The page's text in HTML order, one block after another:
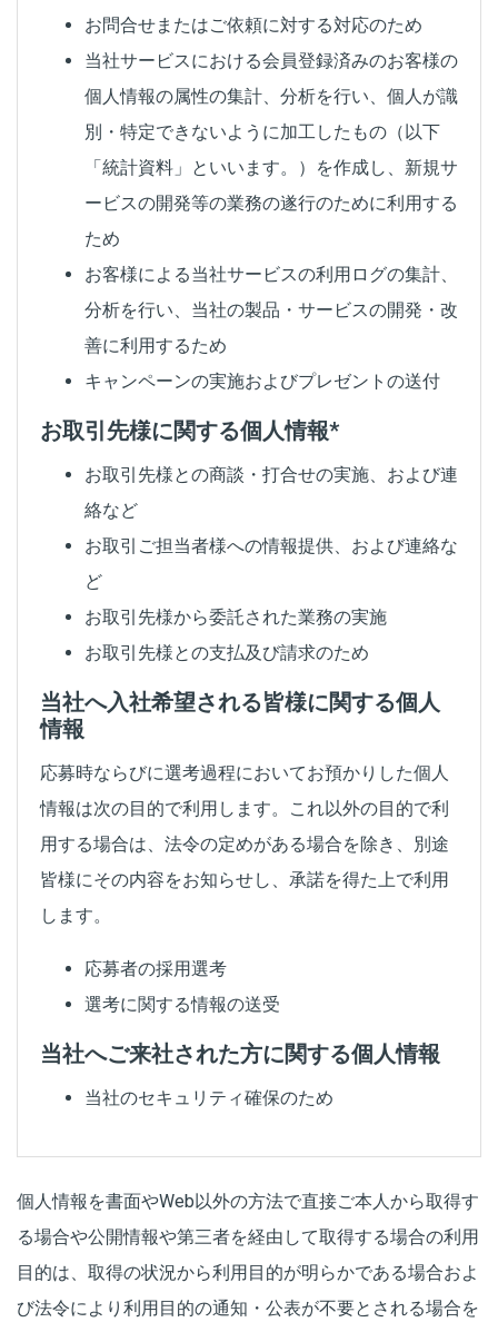
お問合せまたはご依頼に対する対応のため
当社サービスにおける会員登録済みのお客様の
個人情報の属性の集計、分析を行い、個人が識
別・特定できないように加工したもの（以下
「統計資料」といいます。）を作成し、新規サ
ービスの開発等の業務の遂行のために利用する
ため
お客様による当社サービスの利用ログの集計、
分析を行い、当社の製品・サービスの開発・改
善に利用するため
キャンペーンの実施およびプレゼントの送付
お取引先様に関する個人情報*
お取引先様との商談・打合せの実施、および連
絡など
お取引ご担当者様への情報提供、および連絡な
ど
お取引先様から委託された業務の実施
お取引先様との支払及び請求のため
当社へ入社希望される皆様に関する個人
情報
応募時ならびに選考過程においてお預かりした個人
情報は次の目的で利用します。これ以外の目的で利
用する場合は、法令の定めがある場合を除き、別途
皆様にその内容をお知らせし、承諾を得た上で利用
します。
応募者の採用選考
選考に関する情報の送受
当社へご来社された方に関する個人情報
当社のセキュリティ確保のため
個人情報を書面やWeb以外の方法で直接ご本人から取得す
る場合や公開情報や第三者を経由して取得する場合の利用
目的は、取得の状況から利用目的が明らかである場合およ
び法令により利用目的の通知・公表が不要とされる場合を